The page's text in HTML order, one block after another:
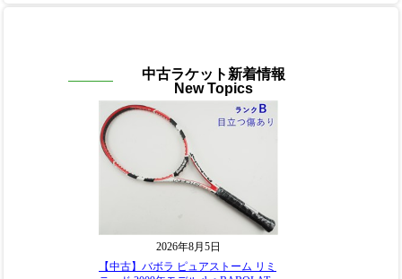
中古ラケット新着情報
New Topics